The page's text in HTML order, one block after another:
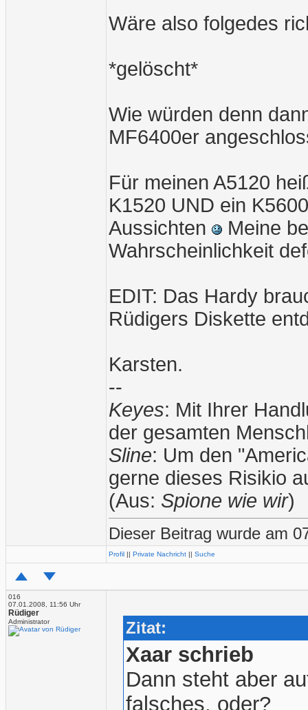
Wäre also folgedes
*gelöscht*
Wie würden denn
MF6400er
Für meinen A5120
K1520 UND ein
Aussichten
Meine
Wahrscheinlichkeit
EDIT: Das Hardy
Rüdigers Diskette
Karsten.
--
Keyes: Mit Ihrer
der gesamten
Sline: Um den
gerne dieses Risikio
(Aus: Spione wie wir)
Dieser Beitrag wurde am
Profil || Private Nachricht || Suche
016
07.01.2008, 11:56 Uhr
Rüdiger
Administrator Zitat:
Xaar schrieb
Dann steht aber
falsches, oder?